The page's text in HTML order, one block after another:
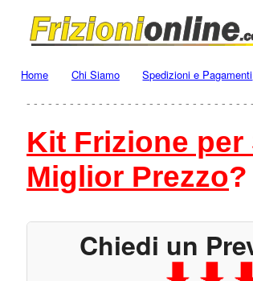
Home Chi Siamo Spedizioni e Pagamenti
- - - - - - - - - - - - - - - - - - - - - - - - - - - - - -
Kit Frizione per
Miglior Prezzo?
Chiedi un